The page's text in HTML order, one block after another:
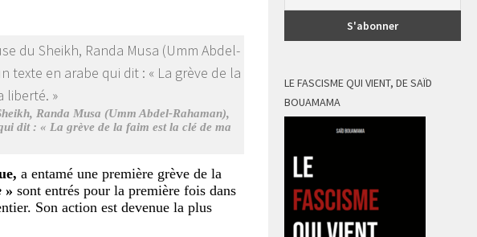
Randa Musa (Umm Abdel-Rahaman),
dit : « La grève de la faim est la clé de ma
a entamé une première grève de la
» sont entrés pour la première fois dans
Son action est devenue la plus
LE FASCISME QUI VIENT, DE SAÏD
BOUAMAMA